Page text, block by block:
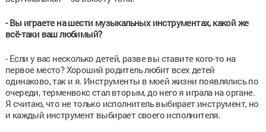
- Вы играете на шести музыкальных инструментах, какой же
всё-таки ваш любимый?
- Если у вас несколько детей, разве вы ставите кого-то на
первое место? Хороший родитель любит всех детей
одинаково, так и я. Инструменты в моей жизни появлялись по
очереди, терменвокс стал вторым, до него я играла на органе.
Я считаю, что не только исполнитель выбирает инструмент, но
и каждый инструмент выбирает своего исполнителя.